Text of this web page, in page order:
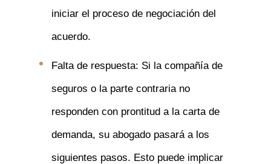
iniciar el proceso de negociación del
acuerdo.
Falta de respuesta: Si la compañía de
seguros o la parte contraria no
responden con prontitud a la carta de
demanda, su abogado pasará a los
siguientes pasos. Esto puede implicar